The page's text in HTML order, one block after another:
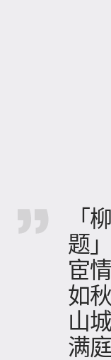
「
题」
宦
如
山
满